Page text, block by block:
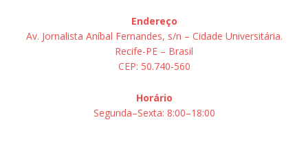
Endereço
Av. Jornalista Aníbal Fernandes, s/n – Cidade Universitária.
Recife-PE – Brasil
CEP: 50.740-560
Horário
Segunda–Sexta: 8:00–18:00